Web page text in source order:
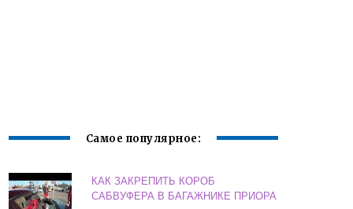
Самое популярное:
КАК ЗАКРЕПИТЬ КОРОБ
САБВУФЕРА В БАГАЖНИКЕ ПРИОРА